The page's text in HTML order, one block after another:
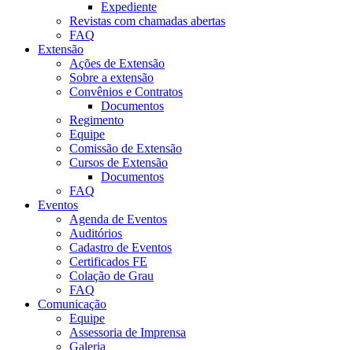
Expediente
Revistas com chamadas abertas
FAQ
Extensão
Ações de Extensão
Sobre a extensão
Convênios e Contratos
Documentos
Regimento
Equipe
Comissão de Extensão
Cursos de Extensão
Documentos
FAQ
Eventos
Agenda de Eventos
Auditórios
Cadastro de Eventos
Certificados FE
Colação de Grau
FAQ
Comunicação
Equipe
Assessoria de Imprensa
Galeria